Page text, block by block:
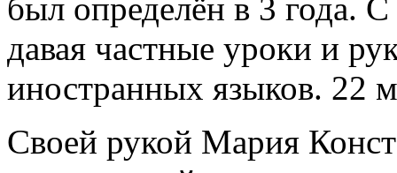
был определён в 3 года.
давая частные уроки и
иностранных языков. 22
Своей рукой Мария